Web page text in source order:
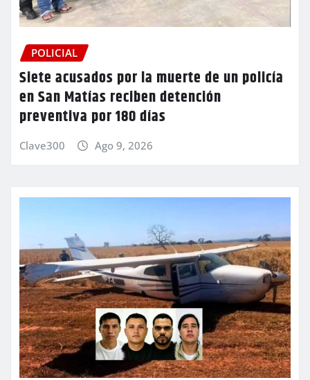
POLICIAL
Siete acusados por la muerte de un policía
en San Matías reciben detención
preventiva por 180 días
Clave300 Ago 9, 2026